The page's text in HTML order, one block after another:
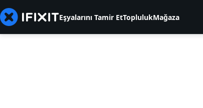
Eşyalarını Tamir EtToplulukMağaza